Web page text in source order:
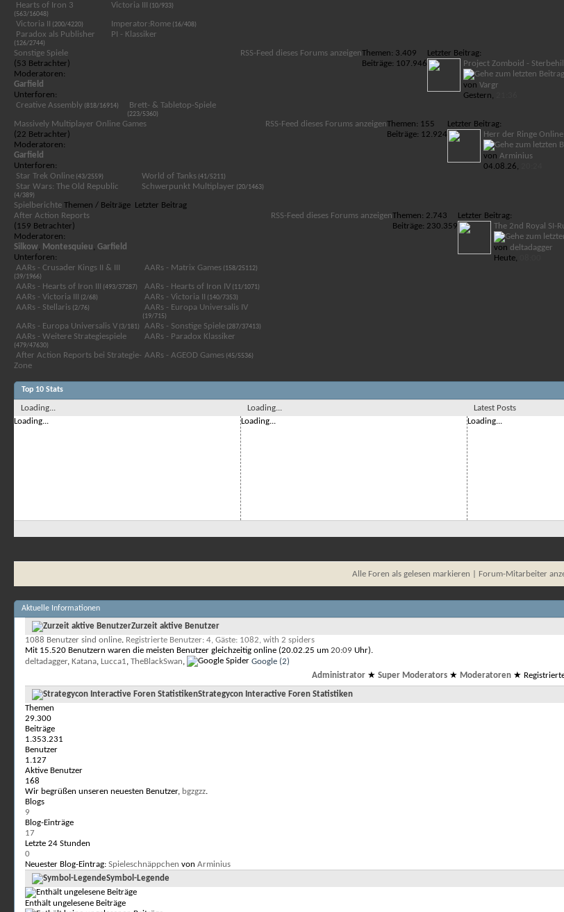
Hearts of Iron 3
(563/16048)
Victoria III (10/933)
Victoria II (200/4220) Imperator:Rome (16/408)
Paradox als Publisher
(126/2744)
PI - Klassiker
Sonstige Spiele
(53 Betrachter)
Moderatoren:
Garfield
Unterforen:
Creative Assembly (818/16914) Brett- & Tabletop-Spiele
(223/5360)
RSS-Feed dieses Forums anzeigenThemen: 3.409
Beiträge: 107.946
Letzter Beitrag:
Project Zomboid -
von Vargr
Gestern,
Massively Multiplayer Online Games
(22 Betrachter)
Moderatoren:
Garfield
Unterforen:
Star Trek Online (43/2559) World of Tanks (41/5211)
Star Wars: The Old Republic
(4/389)
Schwerpunkt Multiplayer (20/1463)
RSS-Feed dieses Forums anzeigenThemen: 155
Beiträge: 12.924
Letzter Beitrag:
Herr der Ringe Online
von Arminius
04.08.26,
Spielberichte Themen / Beiträge Letzter Beitrag
After Action Reports
(159 Betrachter)
Moderatoren:
Silkow, Montesquieu, Garfield
Unterforen:
AARs - Crusader Kings II & III
(39/1966)
AARs - Matrix Games (158/25112)
AARs - Hearts of Iron III (493/37287) AARs - Hearts of Iron IV (11/1071)
AARs - Victoria III (2/68) AARs - Victoria II (140/7353)
AARs - Stellaris (2/76) AARs - Europa Universalis IV
(19/715)
AARs - Europa Universalis V (3/181) AARs - Sonstige Spiele (287/37413)
AARs - Weitere Strategiespiele
(479/47630)
AARs - Paradox Klassiker
After Action Reports bei Strategie-
Zone
AARs - AGEOD Games (45/5536)
RSS-Feed dieses Forums anzeigenThemen: 2.743
Beiträge: 230.359
Letzter Beitrag:
The 2nd Royal SI-
von deltadagger
Heute,
Top 10 Stats
Loading... Loading...
Latest Posts
Loading...
Loading... Loading...
Alle Foren als gelesen markieren Forum-Mitarbeiter
Aktuelle Informationen
Zurzeit aktive Benutzer
1088 Benutzer sind online. Registrierte Benutzer: 4, Gäste: 1082, with 2 spiders
Mit 15.520 Benutzern waren die meisten Benutzer gleichzeitig online (20.02.25 um 20:09 Uhr).
deltadagger, Katana, Lucca1, TheBlackSwan,
Google (2)
Administrator ★ Super Moderators ★ Moderatoren ★
Strategycon Interactive Foren Statistiken
Themen
29.300
Beiträge
1.353.231
Benutzer
1.127
Aktive Benutzer
168
Wir begrüßen unseren neuesten Benutzer, bgzgzz.
Blogs
9
Blog-Einträge
17
Letzte 24 Stunden
0
Neuester Blog-Eintrag: Spieleschnäppchen von Arminius
Symbol-Legende
Enthält ungelesene Beiträge